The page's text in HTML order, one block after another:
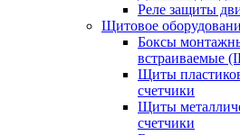
Реле защиты
Щитовое
Боксы
встраиваемые
Щиты
счетчики
Щиты
счетчики